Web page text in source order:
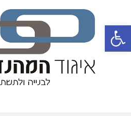
פתח סרגל נגישות